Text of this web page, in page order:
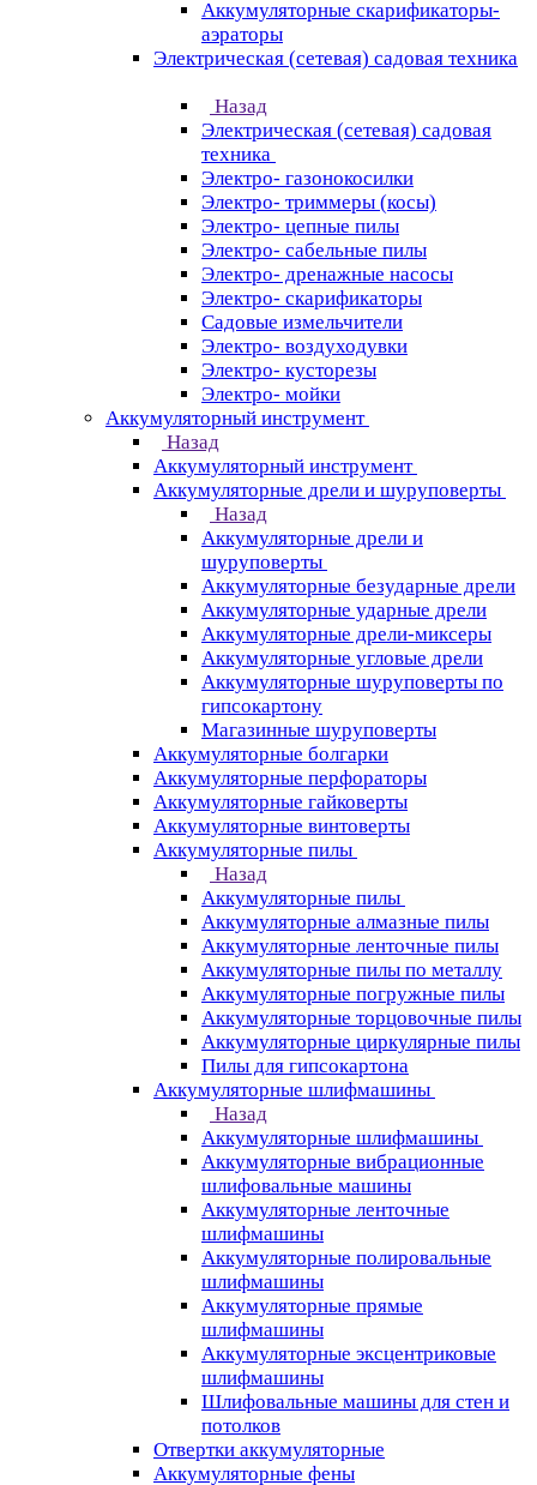
Аккумуляторные скарификаторы-
аэраторы
Электрическая (сетевая) садовая техника
Назад
Электрическая (сетевая) садовая
техника
Электро- газонокосилки
Электро- триммеры (косы)
Электро- цепные пилы
Электро- сабельные пилы
Электро- дренажные насосы
Электро- скарификаторы
Садовые измельчители
Электро- воздуходувки
Электро- кусторезы
Электро- мойки
Аккумуляторный инструмент
Назад
Аккумуляторный инструмент
Аккумуляторные дрели и шуруповерты
Назад
Аккумуляторные дрели и
шуруповерты
Аккумуляторные безударные дрели
Аккумуляторные ударные дрели
Аккумуляторные дрели-миксеры
Аккумуляторные угловые дрели
Аккумуляторные шуруповерты по
гипсокартону
Магазинные шуруповерты
Аккумуляторные болгарки
Аккумуляторные перфораторы
Аккумуляторные гайковерты
Аккумуляторные винтоверты
Аккумуляторные пилы
Назад
Аккумуляторные пилы
Аккумуляторные алмазные пилы
Аккумуляторные ленточные пилы
Аккумуляторные пилы по металлу
Аккумуляторные погружные пилы
Аккумуляторные торцовочные пилы
Аккумуляторные циркулярные пилы
Пилы для гипсокартона
Аккумуляторные шлифмашины
Назад
Аккумуляторные шлифмашины
Аккумуляторные вибрационные
шлифовальные машины
Аккумуляторные ленточные
шлифмашины
Аккумуляторные полировальные
шлифмашины
Аккумуляторные прямые
шлифмашины
Аккумуляторные эксцентриковые
шлифмашины
Шлифовальные машины для стен и
потолков
Отвертки аккумуляторные
Аккумуляторные фены